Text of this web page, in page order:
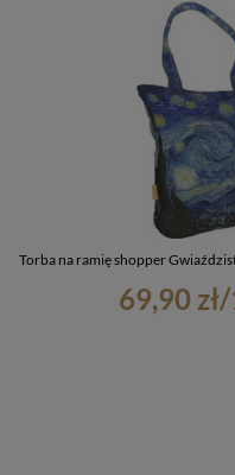
Torba na ramię shopper
69,90 zł/